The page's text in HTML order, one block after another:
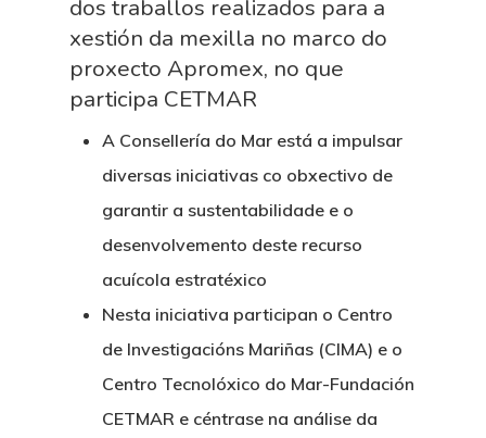
dos traballos realizados para a
xestión da mexilla no marco do
proxecto Apromex, no que
participa CETMAR
A Consellería do Mar está a impulsar
diversas iniciativas co obxectivo de
garantir a sustentabilidade e o
desenvolvemento deste recurso
acuícola estratéxico
Nesta iniciativa participan o Centro
de Investigacións Mariñas (CIMA) e o
Centro Tecnolóxico do Mar-Fundación
CETMAR e céntrase na análise da
Nós
Padroado
Identidade Corporativa
Manual De
Contacto
Novidades
Publicacións
Memoria
Contratación